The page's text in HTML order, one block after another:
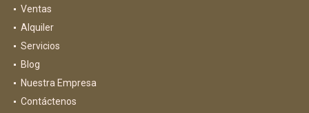
Ventas
Alquiler
Servicios
Blog
Nuestra Empresa
Contáctenos